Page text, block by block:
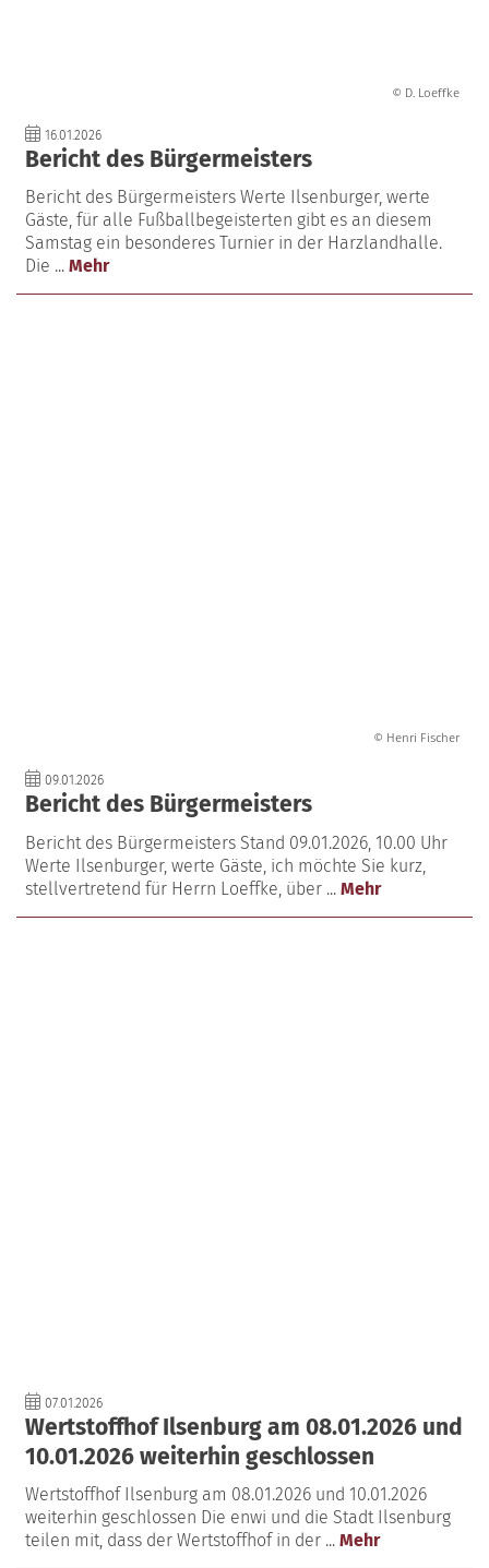
© D. Loeffke
16.01.2026
Bericht des Bürgermeisters
Bericht des Bürgermeisters Werte Ilsenburger, werte
Gäste, für alle Fußballbegeisterten gibt es an diesem
Samstag ein besonderes Turnier in der Harzlandhalle.
Die ... Mehr
© Henri Fischer
09.01.2026
Bericht des Bürgermeisters
Bericht des Bürgermeisters Stand 09.01.2026, 10.00 Uhr
Werte Ilsenburger, werte Gäste, ich möchte Sie kurz,
stellvertretend für Herrn Loeffke, über ... Mehr
07.01.2026
Wertstoffhof Ilsenburg am 08.01.2026 und
10.01.2026 weiterhin geschlossen
Wertstoffhof Ilsenburg am 08.01.2026 und 10.01.2026
weiterhin geschlossen Die enwi und die Stadt Ilsenburg
teilen mit, dass der Wertstoffhof in der ... Mehr